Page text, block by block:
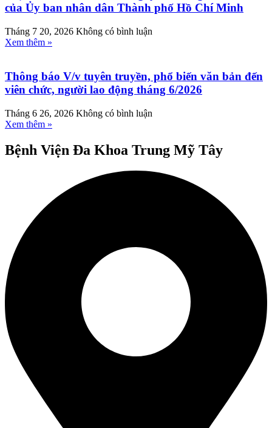
của Ủy ban nhân dân Thành phố Hồ Chí Minh
Tháng 7 20, 2026 Không có bình luận
Xem thêm »
Thông báo V/v tuyên truyền, phổ biến văn bản đến
viên chức, người lao động tháng 6/2026
Tháng 6 26, 2026 Không có bình luận
Xem thêm »
Bệnh Viện Đa Khoa Trung Mỹ Tây